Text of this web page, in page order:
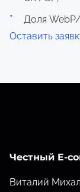
Доля
Оставить
Честный E-
Виталий